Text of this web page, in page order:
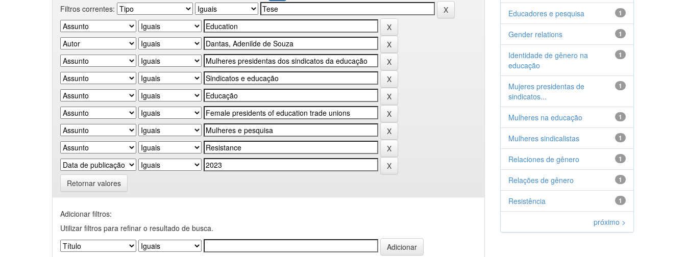
Filtros correntes:
Retornar valores
Adicionar filtros:
Utilizar filtros para refinar o resultado de busca.
1
Educadores e pesquisa
1
Gender relations
1
Identidade de gênero na
educação
1
Mujeres presidentas de
sindicatos...
1
Mulheres na educação
1
Mulheres sindicalistas
1
Relaciones de gênero
1
Relações de gênero
1
Resistência
próximo >